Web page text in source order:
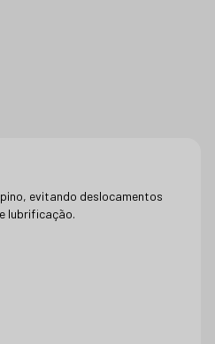
evitando deslocamentos
lubrificação.